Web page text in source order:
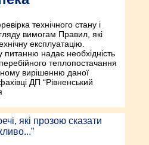
технічного стану і
вимогам Правил, які
експлуатацію.
питанню надає необхідність
теплопостачання
вирішенню даної
ДП “Рівненський